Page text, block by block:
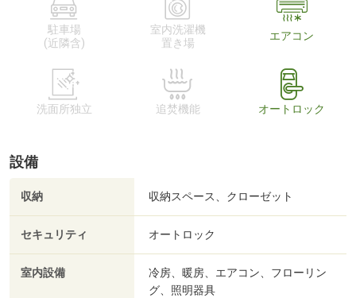
駐車場
(近隣含)
室内洗濯機
置き場
エアコン
洗面所独立 追焚機能 オートロック
設備
収納 収納スペース、クローゼット
セキュリティ オートロック
室内設備
冷房、暖房、エアコン、フローリン
グ、照明器具